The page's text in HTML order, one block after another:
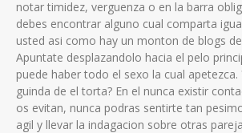
notar timidez, verguenza o en la barra
debes encontrar alguno cual comparta
usted asi­ como hay un monton de blogs
Apuntate desplazandolo hacia el pelo
puede haber todo el sexo la cual apetezca.
guinda de el torta? En el nunca existir
os evitan, nunca podras sentirte tan
agil y llevar la indagacion sobre otras